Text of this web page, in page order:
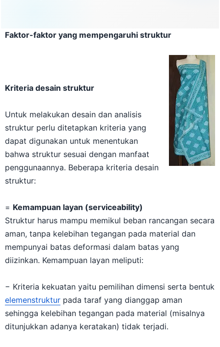
Faktor-faktor yang mempengaruhi struktur
Kriteria desain struktur
Untuk melakukan desain dan analisis
struktur perlu ditetapkan kriteria yang
dapat digunakan untuk menentukan
bahwa struktur sesuai dengan manfaat
penggunaannya. Beberapa kriteria desain
struktur:
= Kemampuan layan (serviceability)
Struktur harus mampu memikul beban rancangan secara
aman, tanpa kelebihan tegangan pada material dan
mempunyai batas deformasi dalam batas yang
diizinkan. Kemampuan layan meliputi:
− Kriteria kekuatan yaitu pemilihan dimensi serta bentuk
elemenstruktur pada taraf yang dianggap aman
sehingga kelebihan tegangan pada material (misalnya
ditunjukkan adanya keratakan) tidak terjadi.